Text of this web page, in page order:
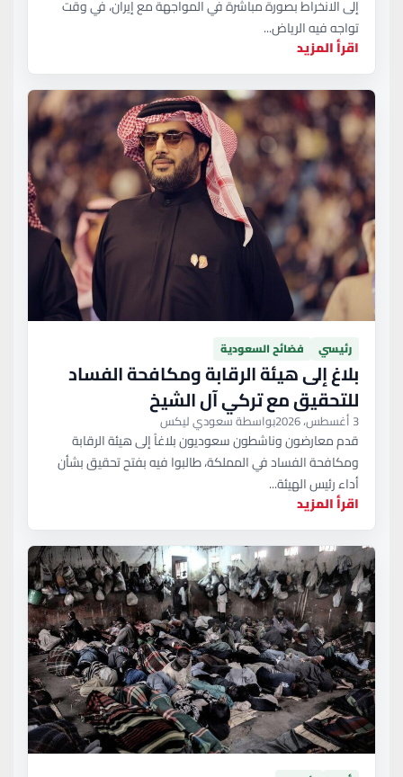
إلى الانخراط بصورة مباشرة في المواجهة مع إيران، في وقت
تواجه فيه الرياض...
اقرأ المزيد
رئيسي فضائح السعودية
بلاغ إلى هيئة الرقابة ومكافحة الفساد
للتحقيق مع تركي آل الشيخ
3 أغسطس، 2026 بواسطة سعودي ليكس
قدم معارضون وناشطون سعوديون بلاغاً إلى هيئة الرقابة
ومكافحة الفساد في المملكة، طالبوا فيه بفتح تحقيق بشأن
أداء رئيس الهيئة...
اقرأ المزيد